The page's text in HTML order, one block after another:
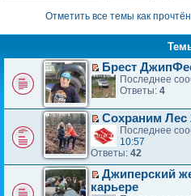
Отметить все темы как
П
е
р
е
й
т
и
к
п
е
р
Брест
Последнее
Ответы: 4
П
е
р
е
й
т
Сохраним Лес
Последнее
10:57
Ответы: 42
П
Джиперский
карьере